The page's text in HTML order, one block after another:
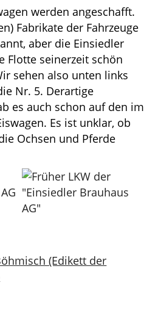
werden angeschafft.
Fabrikate der Fahrzeuge
aber die Einsiedler
Flotte seinerzeit schön
sehen also unten links
Nr. 5. Derartige
es auch schon auf den im
Es ist unklar, ob
Ochsen und Pferde